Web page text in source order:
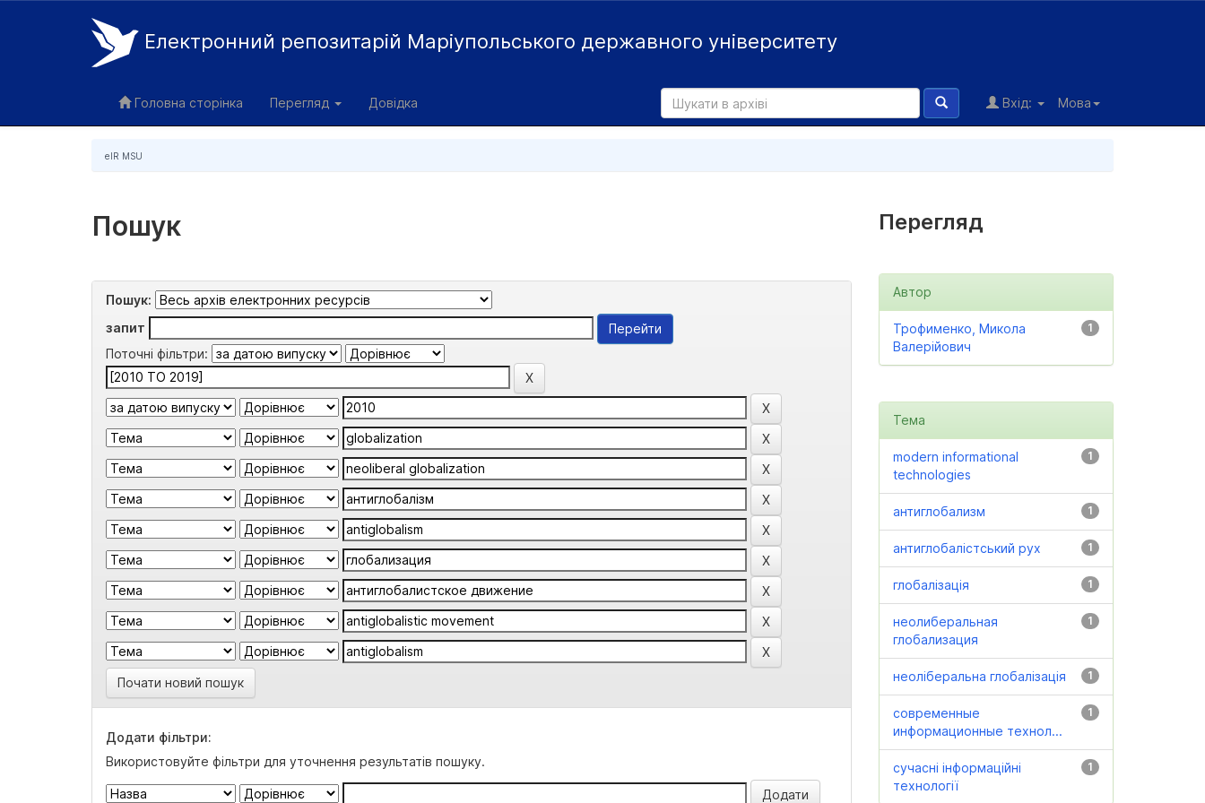
Електронний репозитарій Маріупольського державного університету
Головна сторінка Перегляд Довідка Мова
Вхід:
eIR MSU
Пошук
Пошук:
запит
Поточні фільтри:
Почати новий пошук
Додати фільтри:
Використовуйте фільтри для уточнення результатів пошуку.
Перегляд
Автор
1
Трофименко, Микола
Валерійович
Тема
1
modern informational
technologies
1
антиглобализм
1
антиглобалістський рух
1
глобалізація
1
неолиберальная
глобализация
1
неоліберальна глобалізація
1
современные
информационные технол...
1
сучасні інформаційні
технології